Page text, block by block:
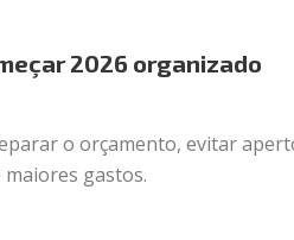
2026 organizado
o orçamento, evitar
gastos.